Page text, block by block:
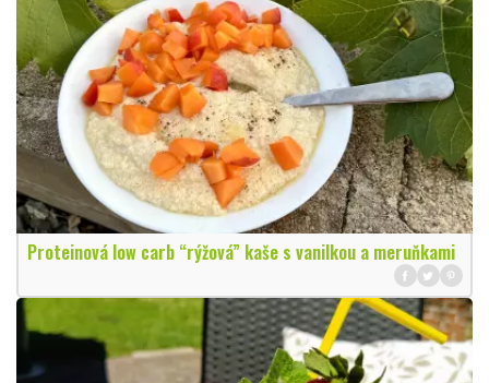
Proteinová low carb “rýžová” kaše s vanilkou a meruňkami